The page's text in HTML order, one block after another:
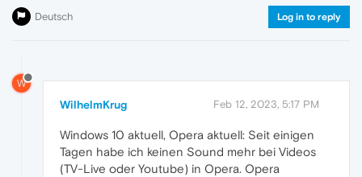
Deutsch Log in to reply
W
WilhelmKrug Feb 12, 2023, 5:17 PM
Windows 10 aktuell, Opera aktuell: Seit einigen
Tagen habe ich keinen Sound mehr bei Videos
(TV-Live oder Youtube) in Opera. Opera